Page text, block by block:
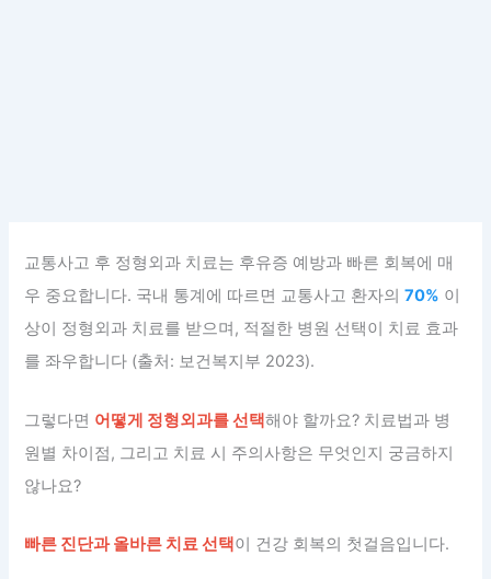
교통사고 후 정형외과 치료는 후유증 예방과 빠른 회복에 매
우 중요합니다. 국내 통계에 따르면 교통사고 환자의70% 이
상이 정형외과 치료를 받으며, 적절한 병원 선택이 치료 효과
를 좌우합니다 (출처: 보건복지부 2023).
그렇다면 어떻게 정형외과를 선택해야 할까요? 치료법과 병
원별 차이점, 그리고 치료 시 주의사항은 무엇인지 궁금하지
않나요?
빠른 진단과 올바른 치료 선택이 건강 회복의 첫걸음입니다.